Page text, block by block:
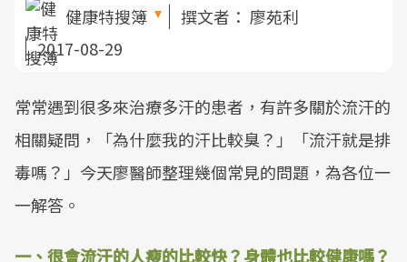
健康特搜簿 撰文者： 廖苑利
2017-08-29
常常遇到很多來治療多汗的患者，有許多關於流汗的
相關疑問，「為什麼我的汗比較臭？」「流汗就是排
毒嗎？」今天廖醫師整理幾個常見的問題，為各位一
一解答。
一、很會流汗的人瘦的比較快？身體也比較健康嗎？